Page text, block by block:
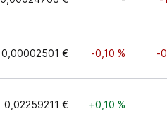
0,00002501 € -0,10 % -
0,02259211 € +0,10 %